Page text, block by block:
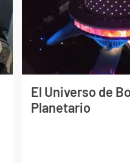
El Universo de
Planetario